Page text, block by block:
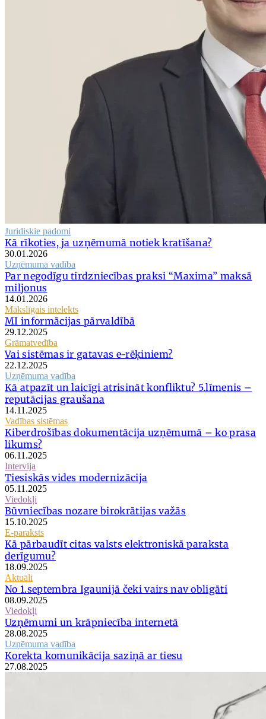
Juridiskie padomi
Kā rīkoties, ja uzņēmumā notiek kratīšana?
30.01.2026
Uzņēmuma vadība
Par negodīgu tirdzniecības praksi “Maxima” maksā
miljonus
14.01.2026
Mākslīgais intelekts
MI informācijas pārvaldībā
29.12.2025
Grāmatvedība
Vai sistēmas ir gatavas e-rēķiniem?
22.12.2025
Uzņēmuma vadība
Kā atpazīt un laicīgi atrisināt konfliktu? 5.līmenis –
reputācijas graušana
14.11.2025
Vadības sistēmas
Kiberdrošības dokumentācija uzņēmumā – ko prasa
likums?
06.11.2025
Intervija
Tiesiskās vides modernizācija
05.11.2025
Viedokļi
Būvniecības nozare birokrātijas važās
15.10.2025
E-paraksts
Kā pārbaudīt citas valsts elektroniskā paraksta
derīgumu?
18.09.2025
Aktuāli
No 1.septembra Igaunijā čeki vairs nav obligāti
08.09.2025
Viedokļi
Uzņēmumi un krāpniecība internetā
28.08.2025
Uzņēmuma vadība
Korekta komunikācija saziņā ar tiesu
27.08.2025